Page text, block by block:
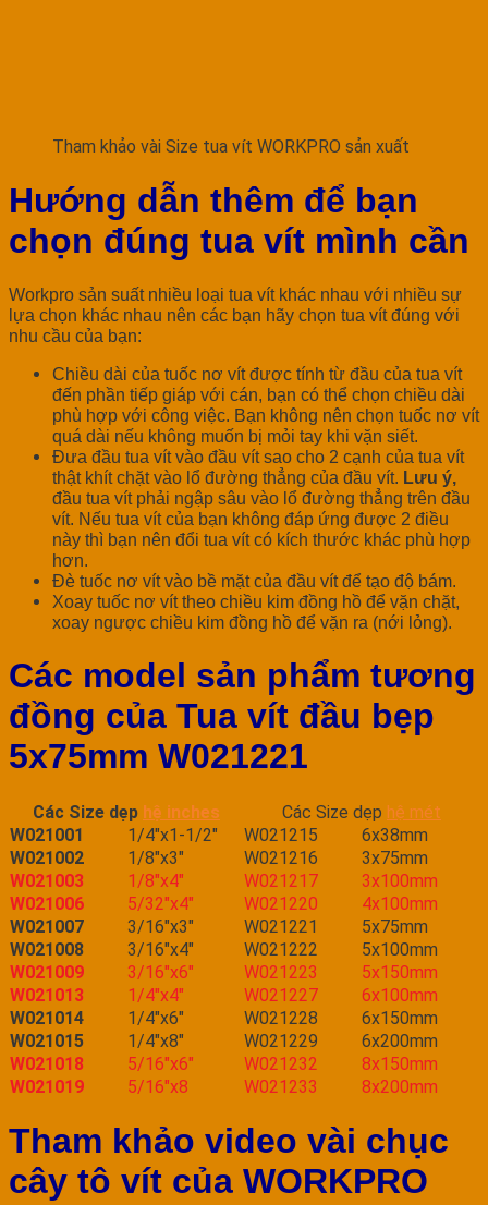
Tham khảo vài Size tua vít WORKPRO sản xuất
Hướng dẫn thêm để bạn
chọn đúng tua vít mình cần
Workpro sản suất nhiều loại tua vít khác nhau với nhiều sự
lựa chọn khác nhau nên các bạn hãy chọn tua vít đúng với
nhu cầu của bạn:
Chiều dài của tuốc nơ vít được tính từ đầu của tua vít
đến phần tiếp giáp với cán, bạn có thể chọn chiều dài
phù hợp với công việc. Bạn không nên chọn tuốc nơ vít
quá dài nếu không muốn bị mỏi tay khi vặn siết.
Đưa đầu tua vít vào đầu vít sao cho 2 cạnh của tua vít
thật khít chặt vào lổ đường thẳng của đầu vít. Lưu ý,
đầu tua vít phải ngập sâu vào lổ đường thẳng trên đầu
vít. Nếu tua vít của bạn không đáp ứng được 2 điều
này thì bạn nên đổi tua vít có kích thước khác phù hợp
hơn.
Đè tuốc nơ vít vào bề mặt của đầu vít để tạo độ bám.
Xoay tuốc nơ vít theo chiều kim đồng hồ để vặn chặt,
xoay ngược chiều kim đồng hồ để vặn ra (nới lỏng).
Các model sản phẩm tương
đồng của Tua vít đầu bẹp
5x75mm W021221
Các Size dẹp hệ inches Các Size dẹp hệ mét
W021001
1/4″x1-1/2″ W021215
6x38mm
W021002
1/8″x3″ W021216
3x75mm
W021003
1/8″x4″ W021217
3x100mm
W021006
5/32″x4″ W021220
4x100mm
W021007
3/16″x3″ W021221
5x75mm
W021008
3/16″x4″ W021222
5x100mm
W021009
3/16″x6″ W021223
5x150mm
W021013
1/4″x4″ W021227
6x100mm
W021014
1/4″x6″ W021228
6x150mm
W021015
1/4″x8″ W021229
6x200mm
W021018
5/16″x6″ W021232
8x150mm
W021019
5/16″x8 W021233 8x200mm
Tham khảo video vài chục
cây tô vít của WORKPRO